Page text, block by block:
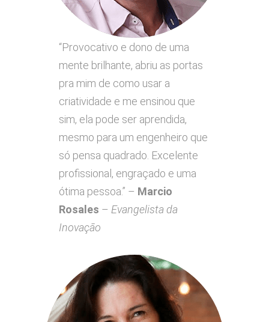
“Provocativo e dono de uma
mente brilhante, abriu as portas
pra mim de como usar a
criatividade e me ensinou que
sim, ela pode ser aprendida,
mesmo para um engenheiro que
só pensa quadrado. Excelente
profissional, engraçado e uma
ótima pessoa.” – Marcio
Rosales – Evangelista da
Inovação